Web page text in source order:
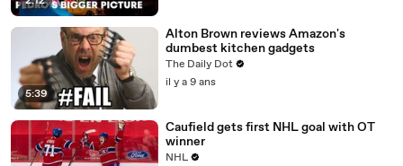
5:39
Alton Brown reviews Amazon's
dumbest kitchen gadgets
The Daily Dot
il y a 9 ans
Caufield gets first NHL goal with OT
winner
NHL